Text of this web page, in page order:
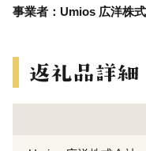
事業者：Umios 広洋株